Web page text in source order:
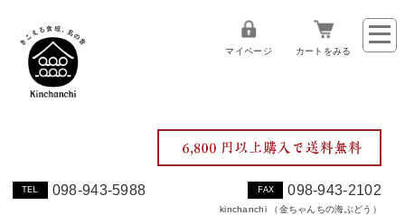
TEL 098-943-5988 FAX 098-943-2102
kinchanchi （金ちゃんちの海ぶどう）
マイページ カートをみる